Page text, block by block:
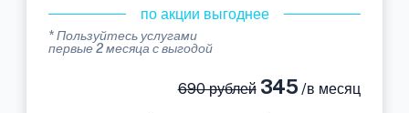
по акции выгоднее
* Пользуйтесь услугами
первые 2 месяца с выгодой
690 рублей345 /в месяц